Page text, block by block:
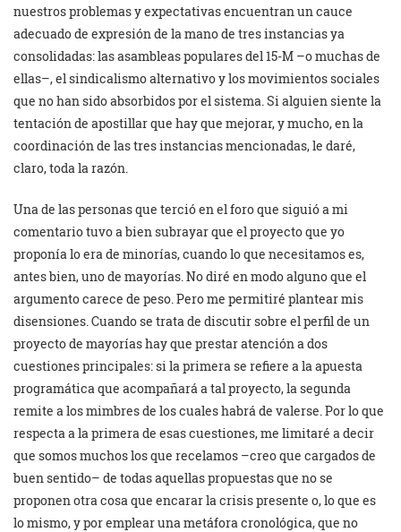
nuestros problemas y expectativas encuentran un cauce
adecuado de expresión de la mano de tres instancias ya
consolidadas: las asambleas populares del 15-M –o muchas de
ellas–, el sindicalismo alternativo y los movimientos sociales
que no han sido absorbidos por el sistema. Si alguien siente la
tentación de apostillar que hay que mejorar, y mucho, en la
coordinación de las tres instancias mencionadas, le daré,
claro, toda la razón.
Una de las personas que terció en el foro que siguió a mi
comentario tuvo a bien subrayar que el proyecto que yo
proponía lo era de minorías, cuando lo que necesitamos es,
antes bien, uno de mayorías. No diré en modo alguno que el
argumento carece de peso. Pero me permitiré plantear mis
disensiones. Cuando se trata de discutir sobre el perfil de un
proyecto de mayorías hay que prestar atención a dos
cuestiones principales: si la primera se refiere a la apuesta
programática que acompañará a tal proyecto, la segunda
remite a los mimbres de los cuales habrá de valerse. Por lo que
respecta a la primera de esas cuestiones, me limitaré a decir
que somos muchos los que recelamos –creo que cargados de
buen sentido– de todas aquellas propuestas que no se
proponen otra cosa que encarar la crisis presente o, lo que es
lo mismo, y por emplear una metáfora cronológica, que no